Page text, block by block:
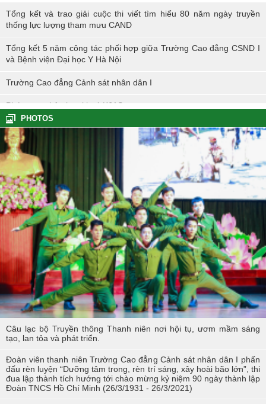
lực lượng tham mưu CAND
Tổng kết và trao giải cuộc thi viết tìm hiểu 80 năm ngày truyền
thống lực lượng tham mưu CAND
Tổng kết 5 năm công tác phối hợp giữa Trường Cao đẳng CSND I
và Bệnh viện Đại học Y Hà Nội
Trường Cao đẳng Cảnh sát nhân dân I
Phóng sự nhập học khoá K61S
Tổng kết hoạt động thực tế đợt I - K60S
Các sự kiện tiêu biểu của Tuổi trẻ Nhà trường năm học 2023-2024
TÔI LÀM CÔNG AN XÃ
Hoạt động thực tế chính trị của cán bộ, học viên tại Hoà Bình
Hội thi tìm hiểu, sáng kiến về phòng, chống tác hại của thuốc lá
trong tuổi trẻ Trường Cao đẳng Cảnh sát nhân dân I
Tuổi trẻ Trường Cao đẳng CSND I tích cực triển khai đề án 06 của
Chính phủ
PHOTOS
Câu lạc bộ Truyền thông Thanh niên nơi hội tụ, ươm mầm sáng
tạo, lan tỏa và phát triển.
Đoàn viên thanh niên Trường Cao đẳng Cảnh sát nhân dân I phấn
đấu rèn luyện “Dưỡng tâm trong, rèn trí sáng, xây hoài bão lớn”, thi
đua lập thành tích hướng tới chào mừng kỷ niệm 90 ngày thành lập
Đoàn TNCS Hồ Chí Minh (26/3/1931 - 26/3/2021)